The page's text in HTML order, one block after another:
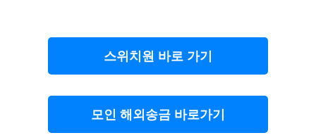
스위치원 바로 가기
모인 해외송금 바로가기